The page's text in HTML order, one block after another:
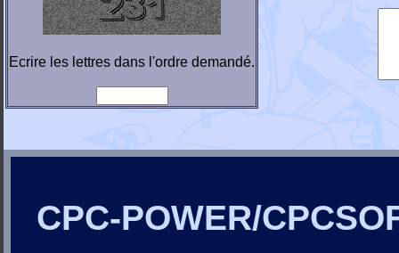
Ecrire les lettres dans l'ordre demandé.
CPC-POWER/